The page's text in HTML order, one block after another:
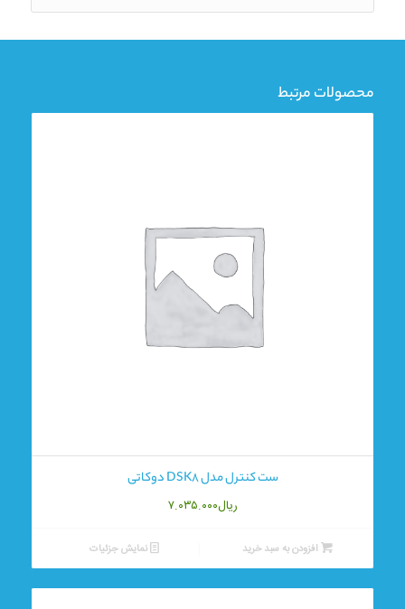
محصولات مرتبط
ست کنترل مدل DSK8 دوکاتی
ریال۷.۰۳۵.۰۰۰
افزودن به سبد خرید نمایش جزئیات